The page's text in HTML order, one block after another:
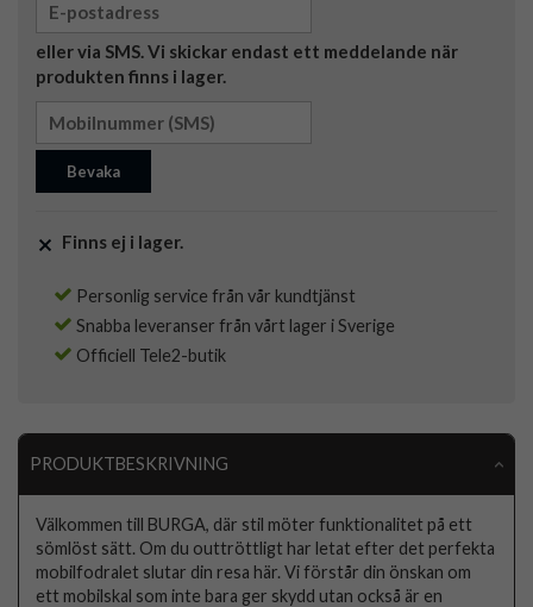
eller via SMS. Vi skickar endast ett meddelande när
produkten finns i lager.
Bevaka
Finns ej i lager.
Personlig service från vår kundtjänst
Snabba leveranser från vårt lager i Sverige
Officiell Tele2-butik
PRODUKTBESKRIVNING
Välkommen till BURGA, där stil möter funktionalitet på ett
sömlöst sätt. Om du outtröttligt har letat efter det perfekta
mobilfodralet slutar din resa här. Vi förstår din önskan om
ett mobilskal som inte bara ger skydd utan också är en